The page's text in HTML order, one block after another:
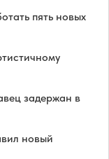
пять новых
задержан в
новый